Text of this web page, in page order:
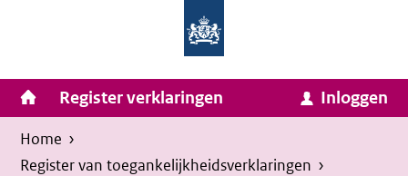
inhoud
van
Zaken
Homepage
van
Invulassistent
Toegankelijkheidsverklaring
Toegankelijkheidsverklaring
Hoofdnavigatie
Register verklaringen Inloggen
Kruimelpad
U
bevindt
Home ›
Register van toegankelijkheids­verklaringen ›